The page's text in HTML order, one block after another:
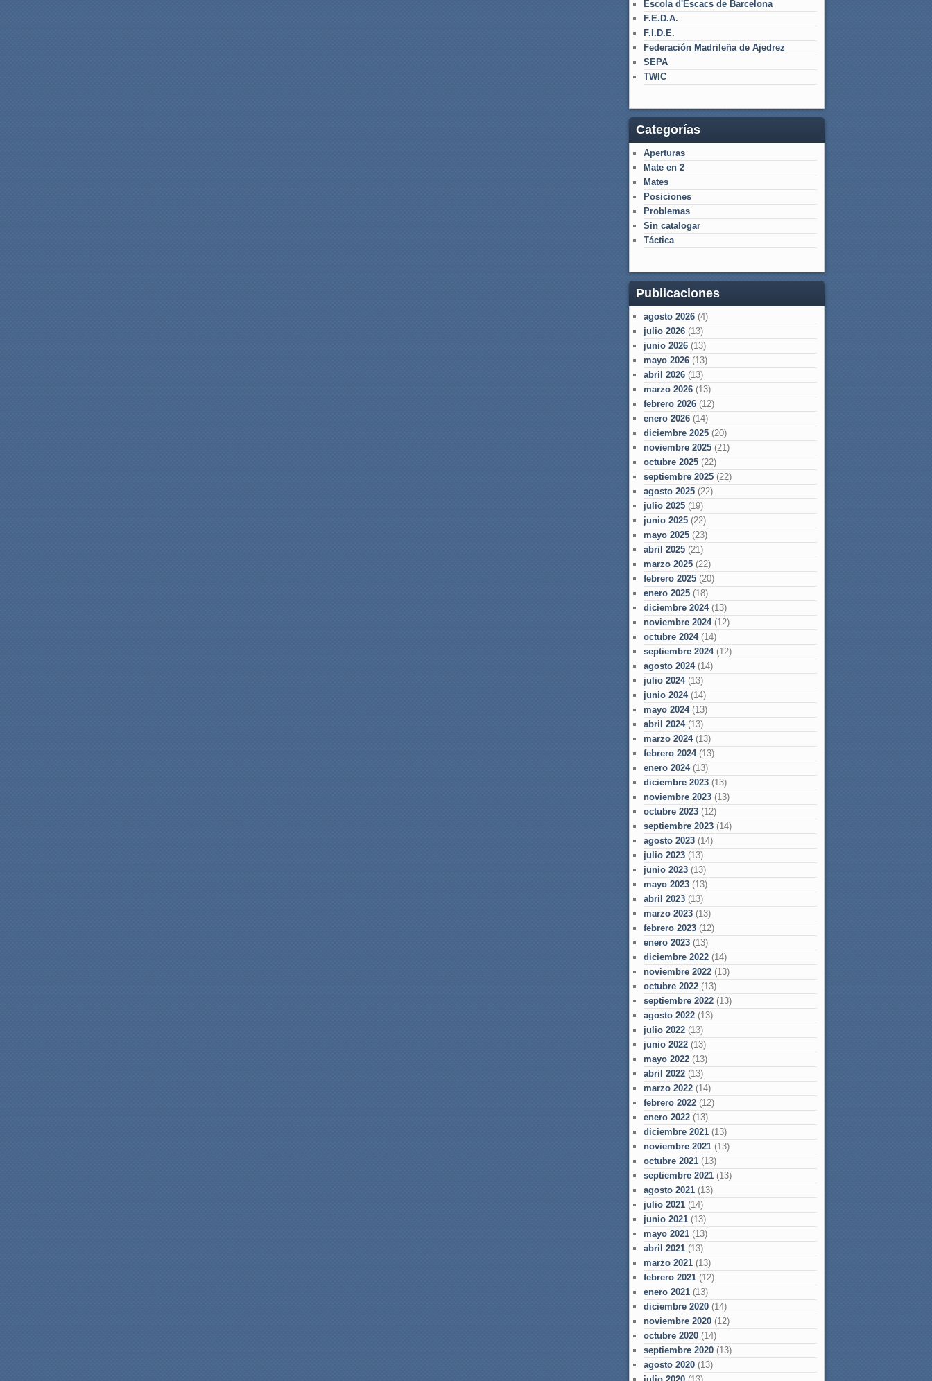
Escola d'Escacs de Barcelona
F.E.D.A.
F.I.D.E.
Federación Madrileña de Ajedrez
SEPA
TWIC
Categorías
Aperturas
Mate en 2
Mates
Posiciones
Problemas
Sin catalogar
Táctica
Publicaciones
agosto 2026 (4)
julio 2026 (13)
junio 2026 (13)
mayo 2026 (13)
abril 2026 (13)
marzo 2026 (13)
febrero 2026 (12)
enero 2026 (14)
diciembre 2025 (20)
noviembre 2025 (21)
octubre 2025 (22)
septiembre 2025 (22)
agosto 2025 (22)
julio 2025 (19)
junio 2025 (22)
mayo 2025 (23)
abril 2025 (21)
marzo 2025 (22)
febrero 2025 (20)
enero 2025 (18)
diciembre 2024(13)
noviembre 2024(12)
octubre 2024(14)
septiembre 2024(12)
agosto 2024(14)
julio 2024(13)
junio 2024(14)
mayo 2024(13)
abril 2024(13)
marzo 2024(13)
febrero 2024(13)
enero 2024(13)
diciembre 2023 (13)
noviembre 2023 (13)
octubre 2023 (12)
septiembre 2023 (14)
agosto 2023 (14)
julio 2023 (13)
junio 2023 (13)
mayo 2023 (13)
abril 2023 (13)
marzo 2023 (13)
febrero 2023 (12)
enero 2023 (13)
diciembre 2022 (14)
noviembre 2022 (13)
octubre 2022 (13)
septiembre 2022 (13)
agosto 2022 (13)
julio 2022 (13)
junio 2022 (13)
mayo 2022 (13)
abril 2022 (13)
marzo 2022 (14)
febrero 2022 (12)
enero 2022 (13)
diciembre 2021 (13)
noviembre 2021 (13)
octubre 2021 (13)
septiembre 2021 (13)
agosto 2021 (13)
julio 2021 (14)
junio 2021 (13)
mayo 2021 (13)
abril 2021 (13)
marzo 2021 (13)
febrero 2021 (12)
enero 2021 (13)
diciembre 2020 (14)
noviembre 2020 (12)
octubre 2020 (14)
septiembre 2020 (13)
agosto 2020 (13)